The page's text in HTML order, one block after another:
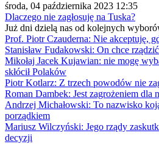
środa, 04 października 2023 12:35
Dlaczego nie zagłosuję na Tuska?
Już dni dzielą nas od kolejnych
Prof. Piotr Czauderna: Nie akceptuję,
Stanisław Fudakowski: On chce
Mikołaj Jacek Kujawian: nie mogę
skłócił Polaków
Piotr Kotlarz: Z trzech powodów nie
Roman Dambek: Jest zagrożeniem dla
Andrzej Michałowski: To nazwisko
porządkiem
Mariusz Wilczyński: Jego rządy
decyzji